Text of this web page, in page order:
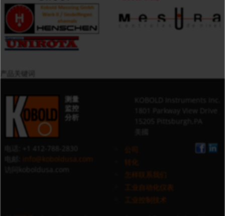
测量
监控
分析
info@koboldusa.com
转化
怎样联系我们
工业自动化仪表
工业控制技术